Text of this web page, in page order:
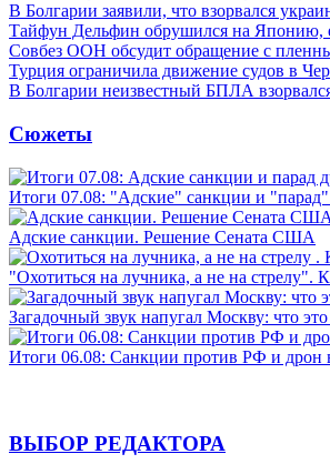
В Болгарии заявили, что взорвался
Тайфун Дельфин обрушился на Японию,
Совбез ООН обсудит обращение с
Турция ограничила движение судов в
В Болгарии неизвестный БПЛА
Сюжеты
Итоги 07.08: "Адские" санкции и
Адские санкции. Решение Сената США
"Охотиться на лучника, а не на стрелу".
Загадочный звук напугал Москву: что
Итоги 06.08: Санкции против РФ и дрон
ВЫБОР РЕДАКТОРА